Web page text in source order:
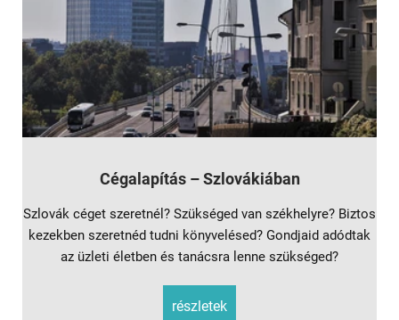
Cégalapítás – Szlovákiában
Szlovák céget szeretnél? Szükséged van székhelyre? Biztos
kezekben szeretnéd tudni könyvelésed? Gondjaid adódtak
az üzleti életben és tanácsra lenne szükséged?
részletek